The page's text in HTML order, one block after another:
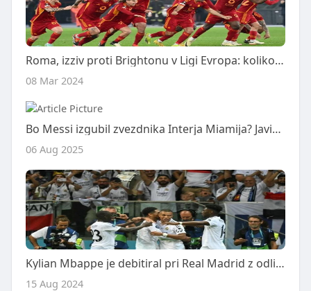
Roma, izziv proti Brightonu v Ligi Evropa: koliko je vreden četrtfinale
08 Mar 2024
Bo Messi izgubil zvezdnika Interja Miamija? Javier Mascherano dvomi o prihodnosti svetovnega prvaka.
06 Aug 2025
Kylian Mbappe je debitiral pri Real Madrid z odličnim golom
15 Aug 2024